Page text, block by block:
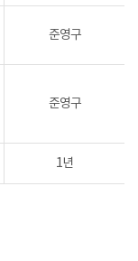
준영구
준영구
1년